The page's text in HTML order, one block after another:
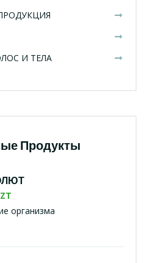
И ТЕЛА
Продукты
организма